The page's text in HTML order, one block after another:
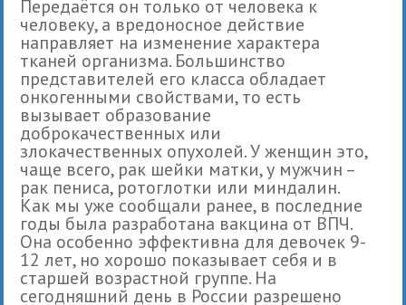
Передаётся он только от человека к
человеку, а вредоносное действие
направляет на изменение характера
тканей организма. Большинство
представителей его класса обладает
онкогенными свойствами, то есть
вызывает образование
доброкачественных или
злокачественных опухолей. У женщин это,
чаще всего, рак шейки матки, у мужчин –
рак пениса, ротоглотки или миндалин.
Как мы уже сообщали ранее, в последние
годы была разработана вакцина от ВПЧ.
Она особенно эффективна для девочек 9-
12 лет, но хорошо показывает себя и в
старшей возрастной группе. На
сегодняшний день в России разрешено